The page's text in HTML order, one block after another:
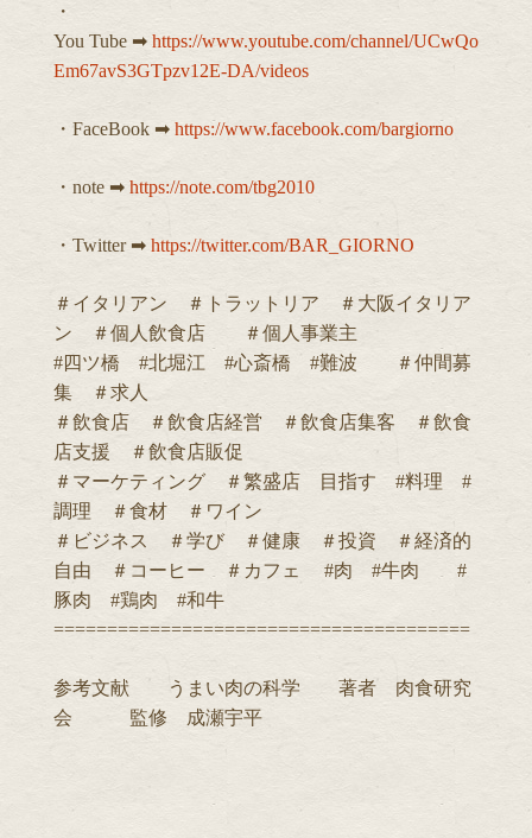
・
You Tube ➡︎ https://www.youtube.com/channel/UCwQo
Em67avS3GTpzv12E-DA/videos
・FaceBook ➡︎ https://www.facebook.com/bargiorno
・note ➡︎ https://note.com/tbg2010
・Twitter ➡︎ https://twitter.com/BAR_GIORNO
＃イタリアン ＃トラットリア ＃大阪イタリア
ン ＃個人飲食店 ＃個人事業主
#四ツ橋 #北堀江 #心斎橋 #難波 ＃仲間募
集 ＃求人
＃飲食店 ＃飲食店経営 ＃飲食店集客 ＃飲食
店支援 ＃飲食店販促
＃マーケティング ＃繁盛店 目指す #料理 #
調理 ＃食材 ＃ワイン
＃ビジネス ＃学び ＃健康 ＃投資 ＃経済的
自由 ＃コーヒー ＃カフェ #肉 #牛肉 #
豚肉 #鶏肉 #和牛
=======================================
参考文献 うまい肉の科学 著者 肉食研究
会 監修 成瀬宇平